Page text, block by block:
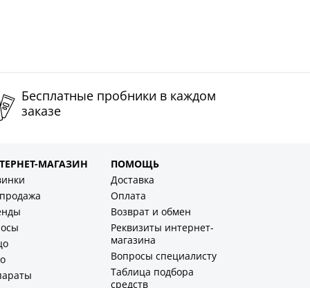
Бесплатные пробники в каждом
заказе
МАГАЗИН
ПОМОЩЬ
Доставка
Оплата
Возврат и обмен
Реквизиты интернет-
магазина
Вопросы специалисту
Таблица подбора
средств